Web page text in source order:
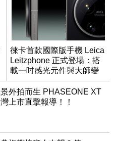
徠卡首款國際版手機 Leica
Leitzphone 正式登場：搭
載一吋感光元件與大師變
焦環
外拍而生 PHASEONE XT
上市直擊報導！！